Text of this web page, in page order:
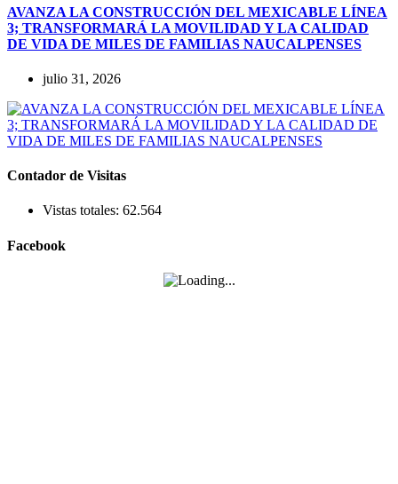
AVANZA LA CONSTRUCCIÓN DEL MEXICABLE LÍNEA
3; TRANSFORMARÁ LA MOVILIDAD Y LA CALIDAD
DE VIDA DE MILES DE FAMILIAS NAUCALPENSES
julio 31, 2026
Contador de Visitas
Vistas totales: 62.564
Facebook